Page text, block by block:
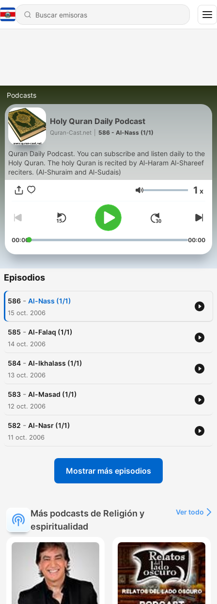
Podcasts
Holy Quran Daily Podcast
Quran-Cast.net 586 - Al-Nass (1/1)
Quran Daily Podcast. You can subscribe and listen daily to the
Holy Quran. The holy Quran is recited by Al-Haram Al-Shareef
reciters. (Al-Shuraim and Al-Sudais)
Volumen 1 x
00:00 00:00
Episodios
586 - Al-Nass (1/1)
15 oct. 2006
585 - Al-Falaq (1/1)
14 oct. 2006
584 - Al-Ikhalass (1/1)
13 oct. 2006
583 - Al-Masad (1/1)
12 oct. 2006
582 - Al-Nasr (1/1)
11 oct. 2006
Mostrar más episodios
Más podcasts de Religión y
espiritualidad
Ver todo